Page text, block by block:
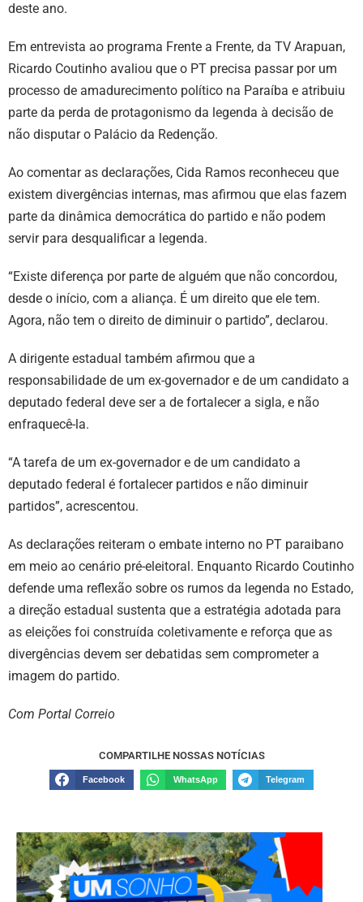
deste ano.
Em entrevista ao programa Frente a Frente, da TV Arapuan,
Ricardo Coutinho avaliou que o PT precisa passar por um
processo de amadurecimento político na Paraíba e atribuiu
parte da perda de protagonismo da legenda à decisão de
não disputar o Palácio da Redenção.
Ao comentar as declarações, Cida Ramos reconheceu que
existem divergências internas, mas afirmou que elas fazem
parte da dinâmica democrática do partido e não podem
servir para desqualificar a legenda.
“Existe diferença por parte de alguém que não concordou,
desde o início, com a aliança. É um direito que ele tem.
Agora, não tem o direito de diminuir o partido”, declarou.
A dirigente estadual também afirmou que a
responsabilidade de um ex-governador e de um candidato a
deputado federal deve ser a de fortalecer a sigla, e não
enfraquecê-la.
“A tarefa de um ex-governador e de um candidato a
deputado federal é fortalecer partidos e não diminuir
partidos”, acrescentou.
As declarações reiteram o embate interno no PT paraibano
em meio ao cenário pré-eleitoral. Enquanto Ricardo Coutinho
defende uma reflexão sobre os rumos da legenda no Estado,
a direção estadual sustenta que a estratégia adotada para
as eleições foi construída coletivamente e reforça que as
divergências devem ser debatidas sem comprometer a
imagem do partido.
Com Portal Correio
COMPARTILHE NOSSAS NOTÍCIAS
Facebook WhatsApp Telegram